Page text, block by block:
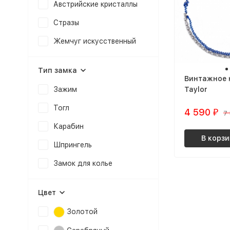
Винтажное
Taylor
4 590 ₽ 7
В
Австрийские кристаллы
Стразы
Жемчуг искусственный
Тип замка
Зажим
Тогл
Карабин
Шпрингель
Замок для колье
Цвет
Золотой